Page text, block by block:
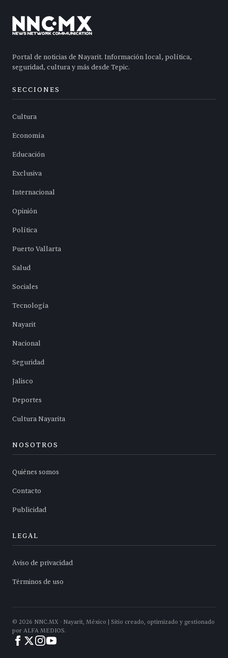
Portal de noticias de Nayarit. Información local, política,
seguridad, cultura y más desde Tepic.
SECCIONES
Cultura
Economía
Educación
Exclusiva
Internacional
Opinión
Política
Puerto Vallarta
Salud
Sociales
Tecnología
Nayarit
Nacional
Seguridad
Jalisco
Deportes
Cultura Nayarita
NOSOTROS
Quiénes somos
Contacto
Publicidad
LEGAL
Aviso de privacidad
Términos de uso
© 2026 NNC.MX · Nayarit, México | Sitio creado, optimizado y gestionado
por ALFA MEDIOS.